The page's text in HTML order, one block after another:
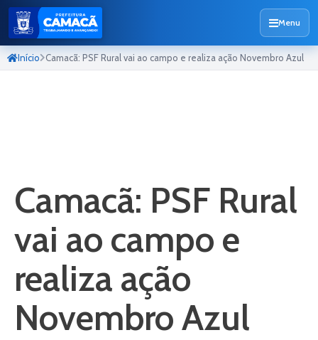
Menu
Início Camacã: PSF Rural vai ao campo e realiza ação Novembro Azul
Camacã: PSF Rural
vai ao campo e
realiza ação
Novembro Azul